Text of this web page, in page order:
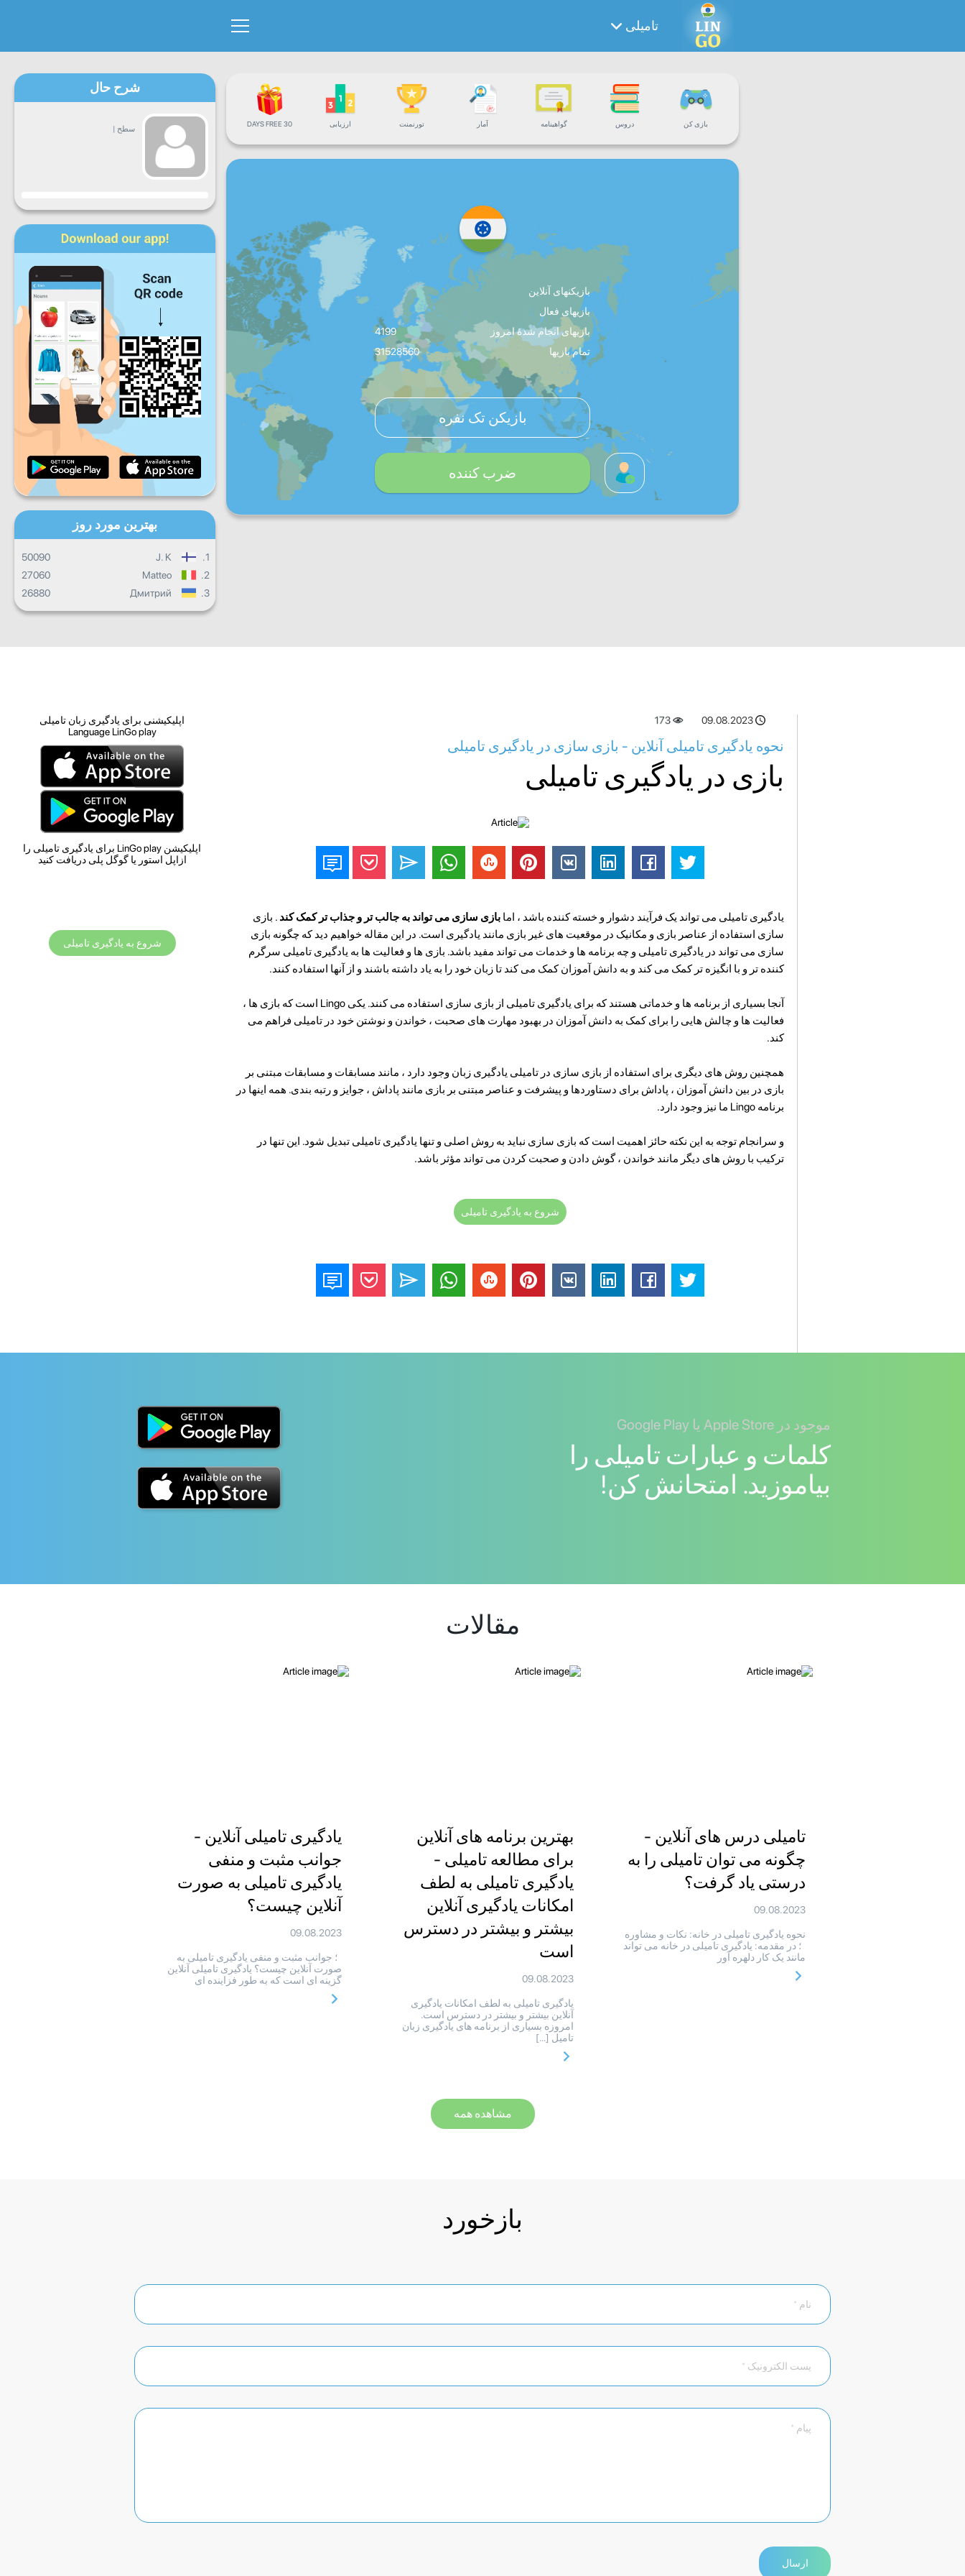
تامیلی
بازی کن دروس گواهینامه آمار تورنمنت ارزیابی 30 DAYS FREE
بازیکنهای آنلاین
بازیهای فعال
بازیهای انجام شدۀ امروز
4199
تمام بازیها
31528560
بازیکن تک نفره
ضرب کننده
شرح حال
سطح |
پیشرفت
دوشنبه سه پنجشنبه
جمعه شنبه
پیشرفت روزانه
پیشرفت ماهانه
پیشرفت کلی
بهترین مورد روز
1.
J. K
50090
2.
Matteo
27060
3.
Дмитрий
26880
09.08.2023
173
نحوه یادگیری تامیلی آنلاین - بازی سازی در یادگیری تامیلی
بازی در یادگیری تامیلی
یادگیری تامیلی می تواند یک فرآیند دشوار و خسته کننده باشد ، اما بازی سازی می تواند به جالب تر و جذاب تر کمک کند . بازی
سازی استفاده از عناصر بازی و مکانیک در موقعیت های غیر بازی مانند یادگیری است. در این مقاله خواهیم دید که چگونه بازی
سازی می تواند در یادگیری تامیلی و چه برنامه ها و خدمات می تواند مفید باشد. بازی ها و فعالیت ها به یادگیری تامیلی سرگرم
کننده تر و با انگیزه تر کمک می کند و به دانش آموزان کمک می کند تا زبان خود را به یاد داشته باشند و از آنها استفاده کنند.
آنجا بسیاری از برنامه ها و خدماتی هستند که برای یادگیری تامیلی از بازی سازی استفاده می کنند. یکی Lingo است که بازی ها ،
فعالیت ها و چالش هایی را برای کمک به دانش آموزان در بهبود مهارت های صحبت ، خواندن و نوشتن خود در تامیلی فراهم می
کند.
همچنین روش های دیگری برای استفاده از بازی سازی در تامیلی یادگیری زبان وجود دارد ، مانند مسابقات و مسابقات مبتنی بر
بازی در بین دانش آموزان ، پاداش برای دستاوردها و پیشرفت و عناصر مبتنی بر بازی مانند پاداش ، جوایز و رتبه بندی. همه اینها در
برنامه Lingo ما نیز وجود دارد.
و سرانجام توجه به این نکته حائز اهمیت است که بازی سازی نباید به روش اصلی و تنها یادگیری تامیلی تبدیل شود. این تنها در
ترکیب با روش های دیگر مانند خواندن ، گوش دادن و صحبت کردن می تواند مؤثر باشد.
شروع به یادگیری تامیلی
اپلیکیشنی برای یادگیری زبان تامیلی
Language LinGo play
اپلیکیشن LinGo play برای یادگیری تامیلی را
ازاپل استور یا گوگل پلی دریافت کنید
شروع به یادگیری تامیلی
موجود در Apple Store یا Google Play
کلمات و عبارات تامیلی را
بیاموزید. امتحانش کن!
مقالات
تامیلی درس های آنلاین -
چگونه می توان تامیلی را به
درستی یاد گرفت؟
09.08.2023
نحوه یادگیری تامیلی در خانه: نکات و مشاوره
؛ در مقدمه: یادگیری تامیلی در خانه می تواند
مانند یک کار دلهره آور
بهترین برنامه های آنلاین
برای مطالعه تامیلی -
یادگیری تامیلی به لطف
امکانات یادگیری آنلاین
بیشتر و بیشتر در دسترس
است
09.08.2023
یادگیری تامیلی به لطف امکانات یادگیری
آنلاین بیشتر و بیشتر در دسترس است.
امروزه بسیاری از برنامه های یادگیری زبان
تامیل […]
یادگیری تامیلی آنلاین -
جوانب مثبت و منفی
یادگیری تامیلی به صورت
آنلاین چیست؟
09.08.2023
؛ جوانب مثبت و منفی یادگیری تامیلی به
صورت آنلاین چیست؟ یادگیری تامیلی آنلاین
گزینه ای است که به طور فزاینده ای
مشاهده همه
بازخورد